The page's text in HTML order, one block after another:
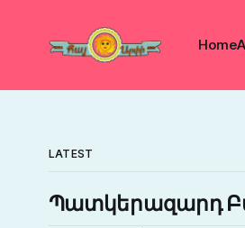
Home
LATEST
Պատկերազարդ